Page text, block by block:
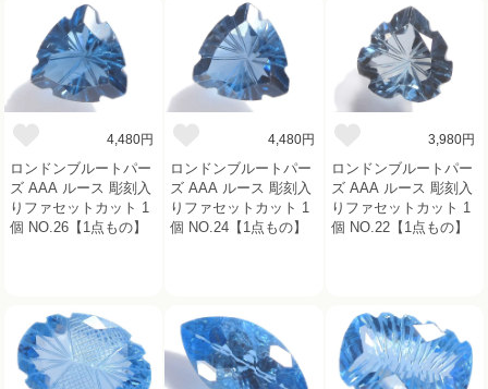
4,480円
ロンドンブルートパー
ズ AAA ルース 彫刻入
りファセットカット 1
個 NO.26【1点もの】
4,480円
ロンドンブルートパー
ズ AAA ルース 彫刻入
りファセットカット 1
個 NO.24【1点もの】
3,980円
ロンドンブルートパー
ズ AAA ルース 彫刻入
りファセットカット 1
個 NO.22【1点もの】